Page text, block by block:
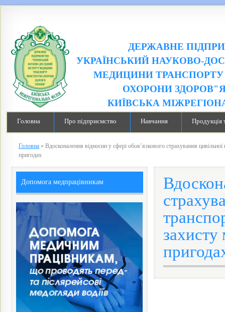
ДЕРЖАВНЕ
УКРАЇНСЬКИЙ НАУКОВО-
МЕДИЦИНИ ТРАНСПОРТУ
ОХОРОНИ
КИЇВСЬКА
Головна Про підприємство Навчання Продукція
Головна » Вдосконалення відносин у сфері обов’язкового страхування
пригодах
Допомога медпрацівникам